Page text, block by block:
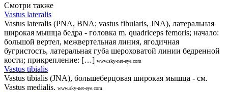
Смотри также
Vastus lateralis
Vastus lateralis (PNA, BNA; vastus fibularis, JNA), латеральная
широкая мышца бедра - головка m. quadriceps femoris; начало:
большой вертел, межвертельная линия, ягодичная
бугристость, латеральная губа шероховатой линии бедренной
кости; прикрепление: […] www.sky-net-eye.com
Vastus tibialis
Vastus tibialis (JNA), большеберцовая широкая мышца - см.
Vastus medialis. www.sky-net-eye.com